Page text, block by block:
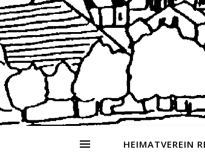
HEIMATVEREIN